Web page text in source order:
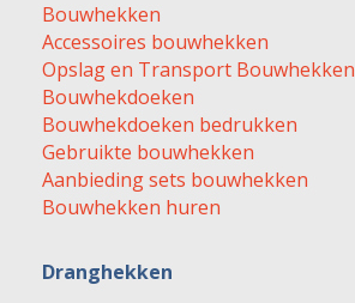
Bouwhekken
Accessoires bouwhekken
Opslag en Transport Bouwhekken
Bouwhekdoeken
Bouwhekdoeken bedrukken
Gebruikte bouwhekken
Aanbieding sets bouwhekken
Bouwhekken huren
Dranghekken